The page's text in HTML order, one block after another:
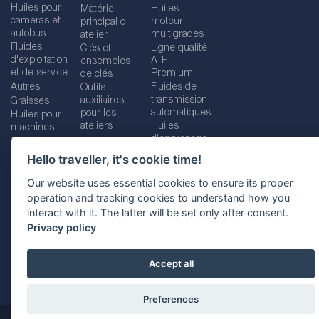
Hello traveller, it's cookie time!
Our website uses essential cookies to ensure its proper
operation and tracking cookies to understand how you
interact with it. The latter will be set only after consent.
Privacy policy
Accept all
Preferences
Huiles pour
caméras et
autobus
Fluides
d'exploitation
et de service
Autres
Graisses
Huiles pour
machines
agricoles
Matériel
principal d '
atelier
Clés et
ensembles
de clés
Outils
auxiliaires
pour les
ateliers
Huiles
moteur
multigrades
Ligne qualité
ATF
Premium
Fluides de
transmission
automatiques
Huiles
d'engrenage
Imprint Legal disclaimer Privacy policy
Cookies policy Location selector